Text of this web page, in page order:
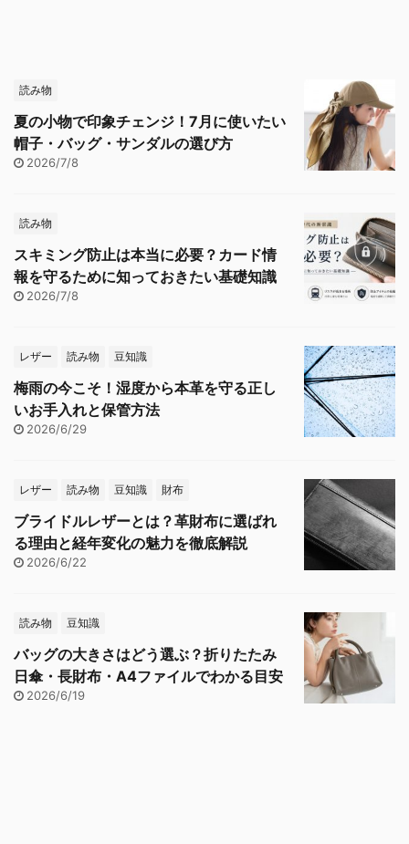
読み物
夏の小物で印象チェンジ！7月に使いたい
帽子・バッグ・サンダルの選び方
2026/7/8
読み物
スキミング防止は本当に必要？カード情
報を守るために知っておきたい基礎知識
2026/7/8
レザー 読み物 豆知識
梅雨の今こそ！湿度から本革を守る正し
いお手入れと保管方法
2026/6/29
レザー 読み物 豆知識 財布
ブライドルレザーとは？革財布に選ばれ
る理由と経年変化の魅力を徹底解説
2026/6/22
読み物 豆知識
バッグの大きさはどう選ぶ？折りたたみ
日傘・長財布・A4ファイルでわかる目安
2026/6/19